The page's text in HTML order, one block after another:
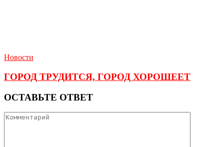
Новости
ГОРОД ТРУДИТСЯ, ГОРОД ХОРОШЕЕТ
ОСТАВЬТЕ ОТВЕТ